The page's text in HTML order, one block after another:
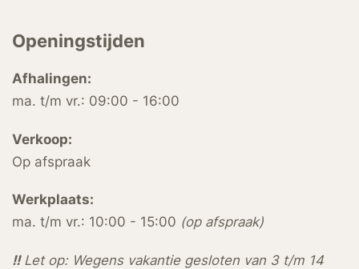
Openingstijden
Afhalingen:
ma. t/m vr.: 09:00 - 16:00
Verkoop:
Op afspraak
Werkplaats:
ma. t/m vr.: 10:00 - 15:00 (op afspraak)
!!Let op: Wegens vakantie gesloten van 3 t/m 14